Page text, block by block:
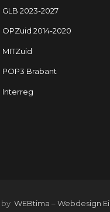
GLB 2023-2027
OPZuid 2014-2020
MITZuid
POP3 Brabant
Interreg
by WEBtima –Webdesign